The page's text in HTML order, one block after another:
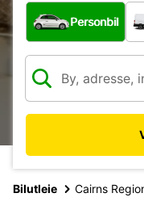
Hvilken type bil?
Personbil
Bilutleie Cairns